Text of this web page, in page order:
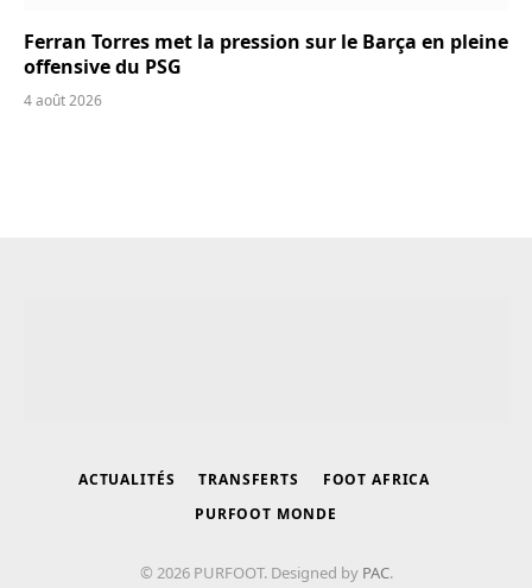
Ferran Torres met la pression sur le Barça en pleine
offensive du PSG
4 août 2026
ACTUALITÉS TRANSFERTS
FOOT AFRICA
PURFOOT MONDE
© 2026 PURFOOT. Designed by PAC.